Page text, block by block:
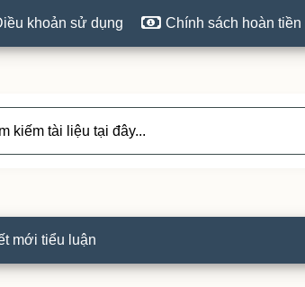
khoản sử dụng Chính sách hoàn tiền
mới tiểu luận